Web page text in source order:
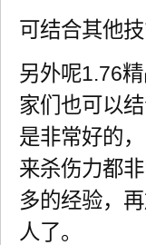
可结合其他
另外呢1.76
家们也可以
是非常好的
来杀伤力都
多的经验，
人了。